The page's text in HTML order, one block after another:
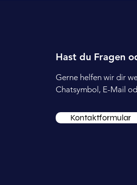
Hast du Fragen
Gerne helfen wir dir
Chatsymbol, E-Mail
Kontaktformular